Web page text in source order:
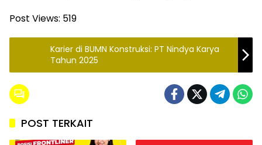
Post Views: 519
Karier di BUMN Konstruksi: PT Nindya Karya
Tahun 2025
POST TERKAIT